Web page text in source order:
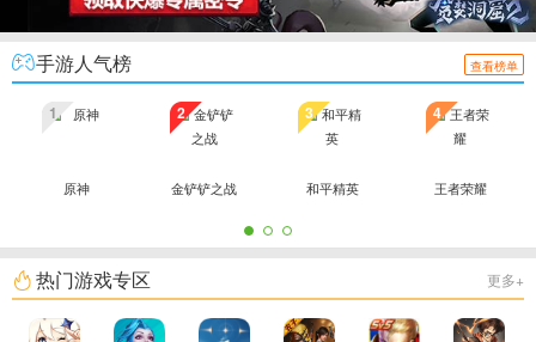
手游人气榜 查看榜单
原神
1
金铲铲之战
2
和平精英
3
王者荣耀
4
热门游戏专区 更多+